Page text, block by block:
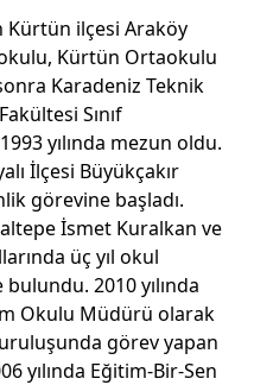
Kürtün ilçesi Araköy
Kürtün Ortaokulu
Karadeniz Teknik
Sınıf
yılında mezun oldu.
İlçesi Büyükçakır
görevine başladı.
İsmet Kuralkan ve
üç yıl okul
2010 yılında
Okulu Müdürü olarak
görev yapan
yılında Eğitim-Bir-Sen